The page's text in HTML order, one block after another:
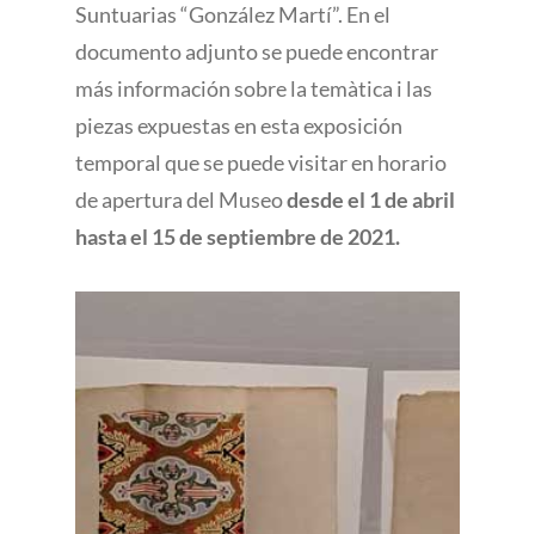
Suntuarias “González Martí”. En el
documento adjunto se puede encontrar
más información sobre la temàtica i las
piezas expuestas en esta exposición
temporal que se puede visitar en horario
de apertura del Museodesde el 1 de abril
hasta el 15 de septiembre de 2021.